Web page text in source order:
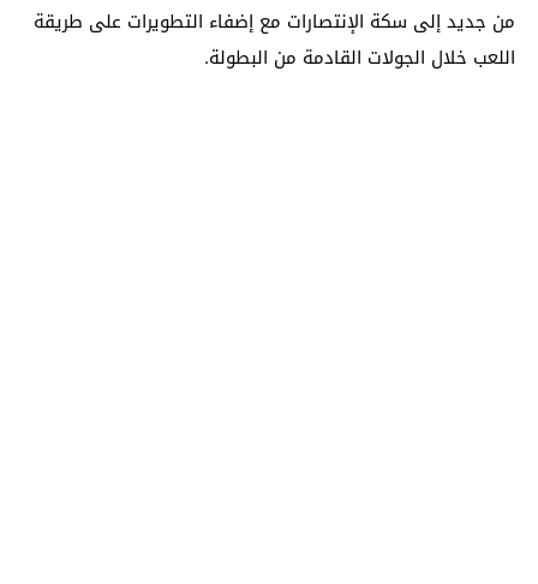
من جديد إلى سكة الإنتصارات مع إضفاء التطويرات على طريقة
اللعب خلال الجولات القادمة من البطولة.